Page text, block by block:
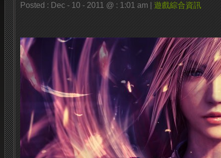
Posted : Dec - 10 - 2011 @ : 1:01 am | 遊戲綜合資訊